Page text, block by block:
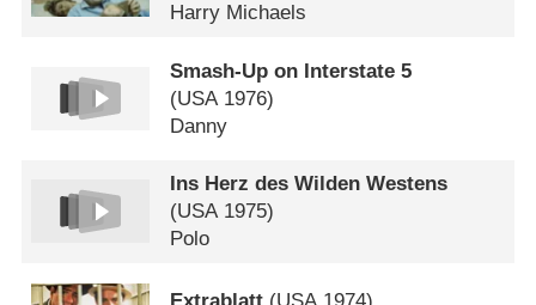
Harry Michaels
Smash-Up on Interstate 5
(USA 1976)
Danny
Ins Herz des Wilden Westens
(USA1975)
Polo